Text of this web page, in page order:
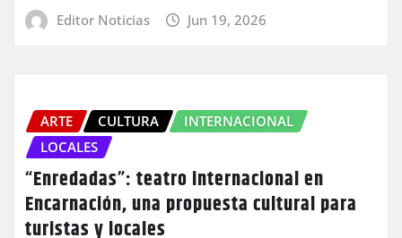
Editor Noticias Jun 19, 2026
ARTE CULTURA
INTERNACIONAL
LOCALES
“Enredadas”: teatro internacional en
Encarnación, una propuesta cultural para
turistas y locales